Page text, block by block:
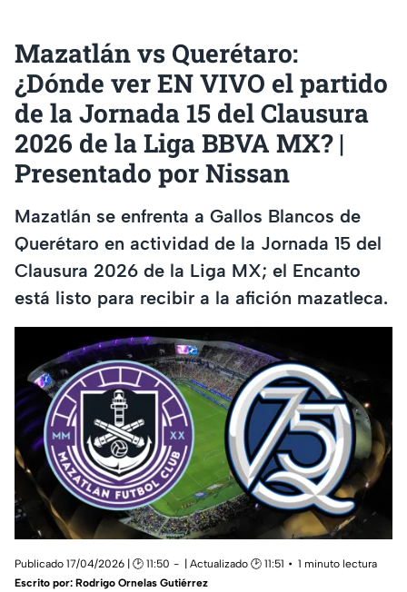
Mazatlán vs Querétaro:
¿Dónde ver EN VIVO el partido
de la Jornada 15 del Clausura
2026 de la Liga BBVA MX? |
Presentado por Nissan
Mazatlán se enfrenta a Gallos Blancos de
Querétaro en actividad de la Jornada 15 del
Clausura 2026 de la Liga MX; el Encanto
está listo para recibir a la afición mazatleca.
Publicado 17/04/2026 | 🕑 11:50 | Actualizado 🕑 11:51
1 minuto lectura
Escrito por: Rodrigo Ornelas Gutiérrez